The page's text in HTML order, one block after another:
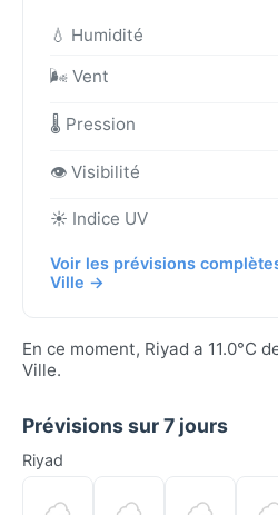
💧 Humidité
🌬️ Vent
🌡️ Pression
👁️ Visibilité
☀️ Indice UV
Voir les prévisions
Ville →
En ce moment, Riyad a 11.0°C
Ville.
Prévisions sur 7 jours
Riyad